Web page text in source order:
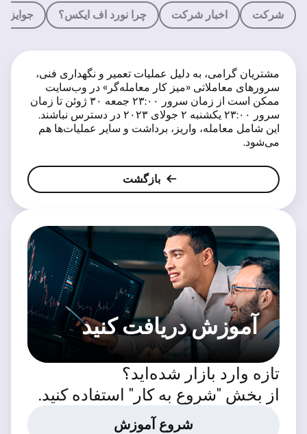
شرکت اخبار شرکت چرا نورد اف ایکس؟ جوایز
مشتریان گرامی، به دلیل عملیات تعمیر و نگهداری فنی،
سرورهای معاملاتی «میز کار معامله‌گر» در وب‌سایت
ممکن است از زمان سرور ۲۳:۰۰ جمعه ۳۰ ژوئن تا زمان
سرور ۲۳:۰۰ یکشنبه ۲ جولای ۲۰۲۳ در دسترس نباشند.
این شامل معامله، واریز، برداشت و سایر عملیات‌ها هم
می‌شود.
بازگشت
آموزش دریافت کنید
تازه وارد بازار شده‌اید؟
از بخش "شروع به کار" استفاده کنید.
شروع آموزش